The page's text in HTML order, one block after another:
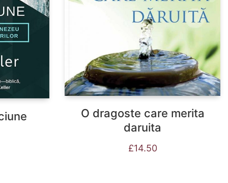
O dragoste care merita
daruita
£14.50